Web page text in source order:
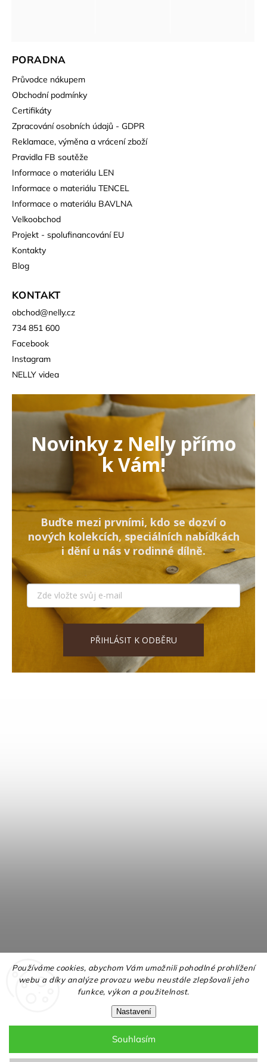
Používáme cookies, abychom Vám umožnili pohodlné prohlížení
webu a díky analýze provozu webu neustále zlepšovali jeho
funkce, výkon a použitelnost.
Nastavení
Souhlasím
PORADNA
Průvodce nákupem
Obchodní podmínky
Certifikáty
Zpracování osobních údajů - GDPR
Reklamace, výměna a vrácení zboží
Pravidla FB soutěže
Informace o materiálu LEN
Informace o materiálu TENCEL
Informace o materiálu BAVLNA
Velkoobchod
Projekt - spolufinancování EU
Kontakty
Blog
KONTAKT
obchod@nelly.cz
734 851 600
Facebook
Instagram
NELLY videa
Novinky z Nelly přímo
k Vám!
Buďte mezi prvními, kdo se dozví o
nových kolekcích, speciálních nabídkách
i dění u nás v rodinné dílně.
PŘIHLÁSIT K ODBĚRU
Copyright 2026NELLY.cz. Všechna práva vyhrazena.
Upravit nastavení cookies